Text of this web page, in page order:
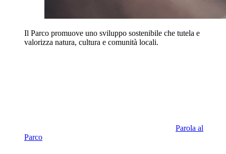
Il Parco promuove uno sviluppo sostenibile che tutela e
valorizza natura, cultura e comunità locali.
Parola al
Parco